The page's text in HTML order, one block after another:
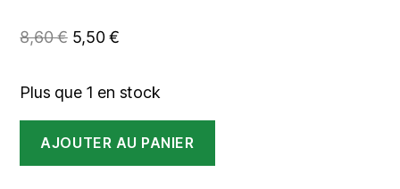
8,60€ Le
initial
5,50€Le
actuel
Plus que 1 en stock
Coffret
AJOUTER AU PANIER